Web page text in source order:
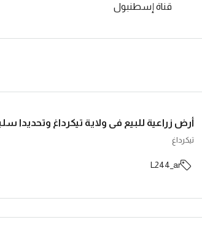
قناة إسطنبول
تيكرداغ
L244_ar